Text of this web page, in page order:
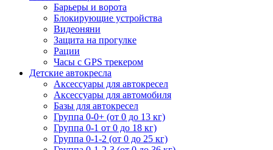
Барьеры и ворота
Блокирующие устройства
Видеоняни
Защита на прогулке
Рации
Часы с GPS трекером
Детские автокресла
Аксессуары для автокресел
Аксессуары для автомобиля
Базы для автокресел
Группа 0-0+ (от 0 до 13 кг)
Группа 0-1 от 0 до 18 кг)
Группа 0-1-2 (от 0 до 25 кг)